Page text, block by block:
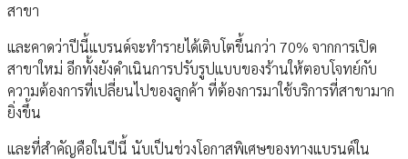
สาขา
และคาดว่าปีนี้แบรนด์จะทำรายได้เติบโตขึ้นกว่า 70% จากการเปิด
สาขาใหม่ อีกทั้งยังดำเนินการปรับรูปแบบของร้านให้ตอบโจทย์กับ
ความต้องการที่เปลี่ยนไปของลูกค้า ที่ต้องการมาใช้บริการที่สาขามาก
ยิ่งขึ้น
และที่สำคัญคือในปีนี้ นับเป็นช่วงโอกาสพิเศษของทางแบรนด์ใน